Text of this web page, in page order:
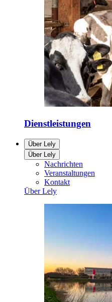
Dienstleistungen
Über Lely
Über Lely
Nachrichten
Veranstaltungen
Kontakt
Über Lely